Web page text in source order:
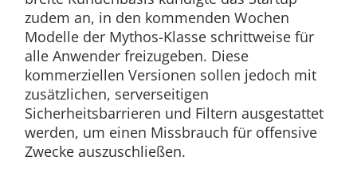
zudem an, in den kommenden Wochen
Modelle der Mythos-Klasse schrittweise für
alle Anwender freizugeben. Diese
kommerziellen Versionen sollen jedoch mit
zusätzlichen, serverseitigen
Sicherheitsbarrieren und Filtern ausgestattet
werden, um einen Missbrauch für offensive
Zwecke auszuschließen.